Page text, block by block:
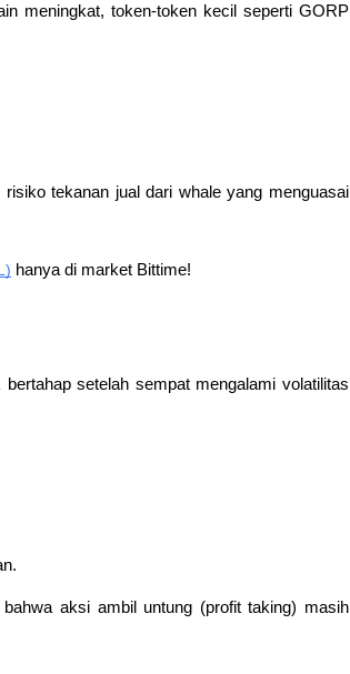
meningkat, token-token kecil seperti GORP
tekanan jual dari whale yang menguasai
hanya di market Bittime!
setelah sempat mengalami volatilitas
aksi ambil untung (profit taking) masih